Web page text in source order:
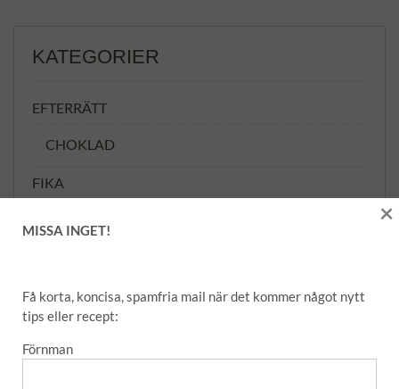
KATEGORIER
EFTERRÄTT
CHOKLAD
FIKA
MELLANMÅL
SÅSER
MISSA INGET!
Få korta, koncisa, spamfria mail när det kommer något nytt
tips eller recept:
Förnman
×